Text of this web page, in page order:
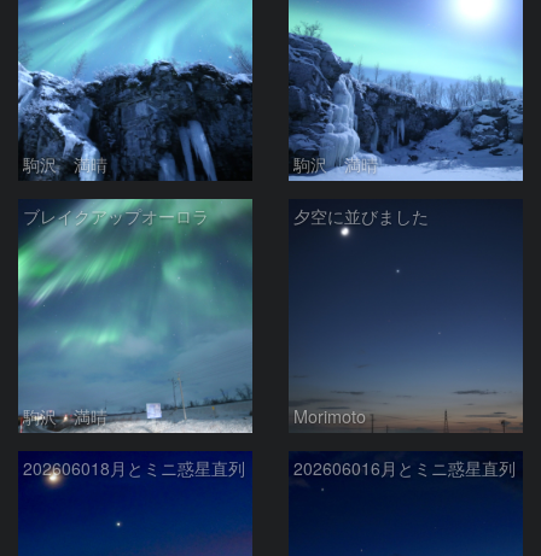
駒沢 満晴 駒沢 満晴
ブレイクアップオーロラ
駒沢 満晴
夕空に並びました
Morimoto
202606018月とミニ惑星直列 202606016月とミニ惑星直列